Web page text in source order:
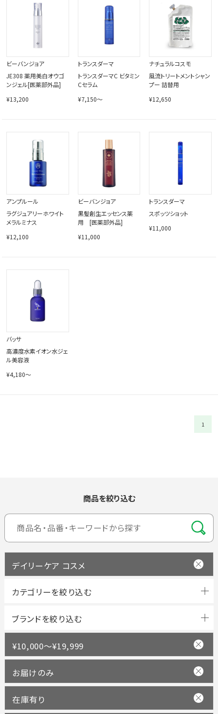
ビーバンジョア
JE308 薬用美白オウゴ
ンジェル[医薬部外品]
¥13,200
トランスダーマ
トランスダーマC ビタミン
Cセラム
¥7,150～
ナチュラルコスモ
風流トリートメントシャン
プー 詰替用
¥12,650
アンプルール
ラグジュアリーホワイト
メラルミナス
¥12,100
ビーバンジョア
黒髪創生エッセンス薬
用 [医薬部外品]
¥11,000
トランスダーマ
スポッツショット
¥11,000
バッサ
高濃度水素イオン水ジェ
ル美容液
¥4,180～
1
商品を絞り込む
デイリーケア コスメ
ブランドを絞り込む
¥10,000～¥19,999
お届けのみ
在庫有り